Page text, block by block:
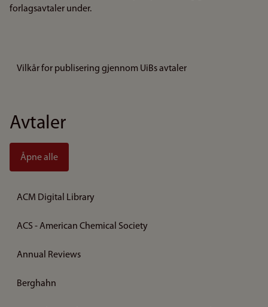
forlagsavtaler under.
Vilkår for publisering gjennom UiBs avtaler
Avtaler
Åpne alle
ACM Digital Library
ACS - American Chemical Society
Annual Reviews
Berghahn